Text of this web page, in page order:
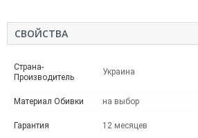
СВОЙСТВА
Страна-
Производитель
Украина
Материал Обивки на выбор
Гарантия 12 месяцев